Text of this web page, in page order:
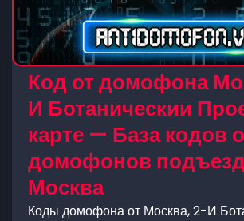
Код от домофона
И Ботаническии
карте — База кодов
домофонов
Москва
Коды домофона от Москва, 2-И